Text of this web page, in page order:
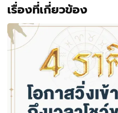
เรื่องที่เกี่ยวข้อง